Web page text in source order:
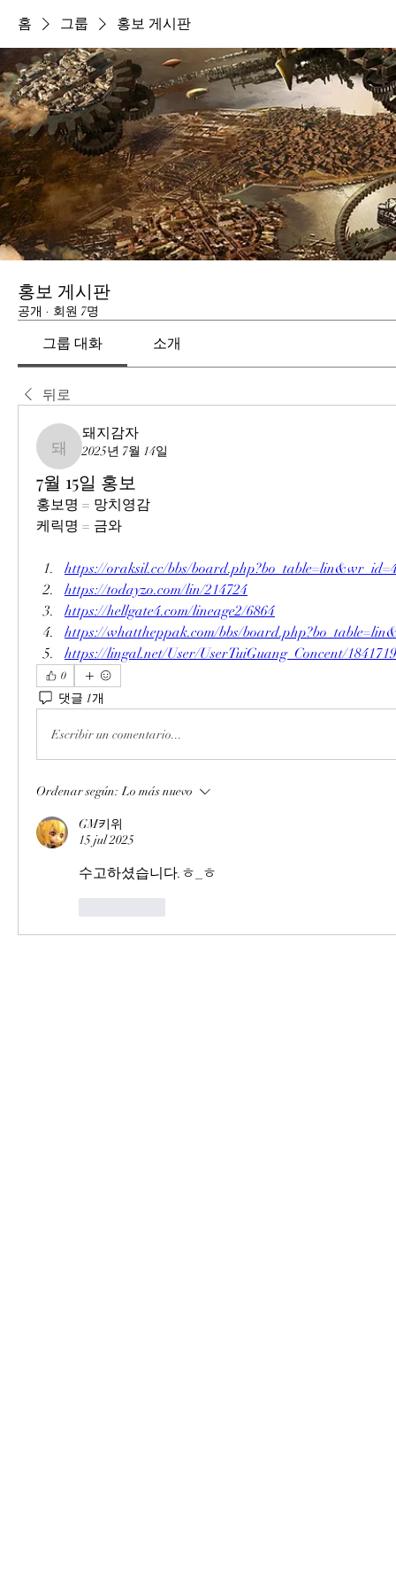
홈 그룹 홍보 게시판
홍보 게시판
공개 · 회원 7명
그룹 대화 소개
뒤로
돼지감자
돼지감자
2025년 7월 14일
7월 15일 홍보
홍보명 = 망치영감
케릭명 = 금와
https://oraksil.cc/bbs/
https://todayzo.com/lin/214724
https://hellgate4.com/lineage2/6864
https://whattheppak.com/bbs/
https://lingal.net/User/UserTuiGuang_Concent/1841719
0
댓글 1개
Escribir un comentario...
Ordenar según: Lo más nuevo
GM키위
15 jul 2025
수고하셨습니다.ㅎ_ㅎ